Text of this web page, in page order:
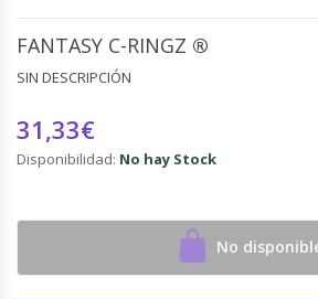
FANTASY C-RINGZ ®
SIN DESCRIPCIÓN
31,33€
Disponibilidad: No hay Stock
No